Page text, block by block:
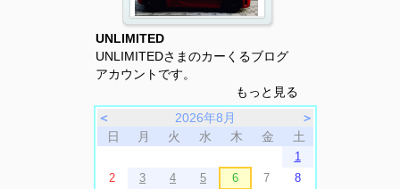
UNLIMITED
UNLIMITEDさまのカーくるブログ
アカウントです。
もっと見る
＜
2026年8月
＞
日
月 火 水 木 金 土
1
2
3 4 5 6 7
8